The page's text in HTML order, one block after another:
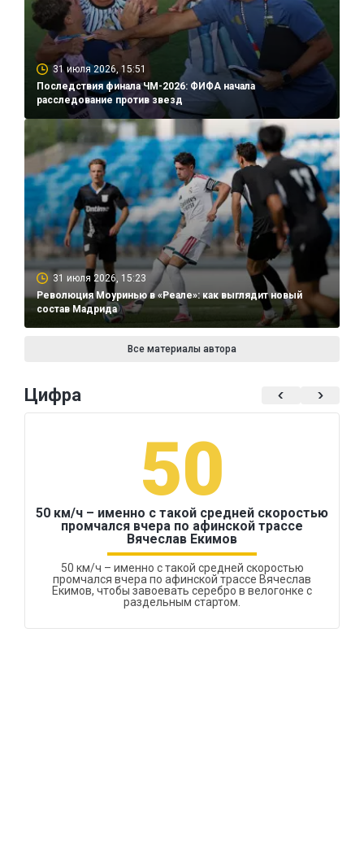
31 июля 2026, 15:51
Последствия финала ЧМ-2026: ФИФА начала
расследование против звезд
31 июля 2026, 15:23
Революция Моуринью в «Реале»: как выглядит новый
состав Мадрида
Все материалы автора
Цифра
50
50 км/ч – именно с такой средней скоростью
промчался вчера по афинской трассе
Вячеслав Екимов
50 км/ч – именно с такой средней скоростью
промчался вчера по афинской трассе Вячеслав
Екимов, чтобы завоевать серебро в велогонке с
раздельным стартом.